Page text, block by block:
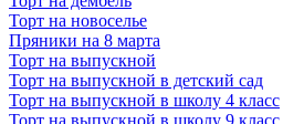
Торт на новоселье
Пряники на 8 марта
Торт на выпускной
Торт на выпускной в детский сад
Торт на выпускной в школу 4 класс
Торт на выпускной в школу 9 класс